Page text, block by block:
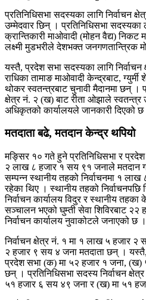
प्रतिनिधिसभा सदस्यका लागि निर्वाचन
उम्मेदवार छिन् । प्रतिनिधिसभा सदस्यका
क्रान्तिकारी माओवादी (मोहन वैद्य)
लक्ष्मी मुडभरीले देशभक्त जनगणतान्त्रिक
यस्तै, प्रदेश सभा सदस्यका लागि निर्वाचन
राधिका तामाङ माओवादी केन्द्रबाट, ग्युर्मी
थोकर स्वतन्त्रबाट चुनावी मैदानमा छन् ।
क्षेत्र नं. २ (ख) बाट रीता ओझाले स्वतन्त्र
अधिकृतको कार्यालयले जानकारी दिएको छ
मतदाता बढे, मतदान केन्द्र थपियो
मङ्सिर १० गते हुने प्रतिनिधिसभा र
२ लाख ८ हजार १ सय ९१ जनाले मतदान
सम्पन्न स्थानीय तहको निर्वाचनमा १
रहेका थिए । स्थानीय तहको निर्वाचनपछि
निर्वाचन कार्यालय विदुर र स्थानीय तहका
सञ्चालन भएको घुम्ती सेवा शिविरबाट २२
निर्वाचन कार्यालय नुवाकोटले जनाएको छ ।
निर्वाचन क्षेत्र नं. १ मा १ लाख ५ हजार
२ हजार ९ सय ४ जना मतदाता छन् । यस्तै,
प्रदेश सभा (क) मा ५२ हजार १ जना, (ख)
छन् । प्रतिनिधिसभा सदस्य निर्वाचन
५१ हजार ६ सय ४९ जना र (ख) मा ५१